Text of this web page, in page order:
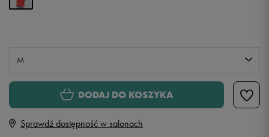
M
L Powiadom o dostępności
DODAJ DO KOSZYKA
Sprawdź dostępność w salonach